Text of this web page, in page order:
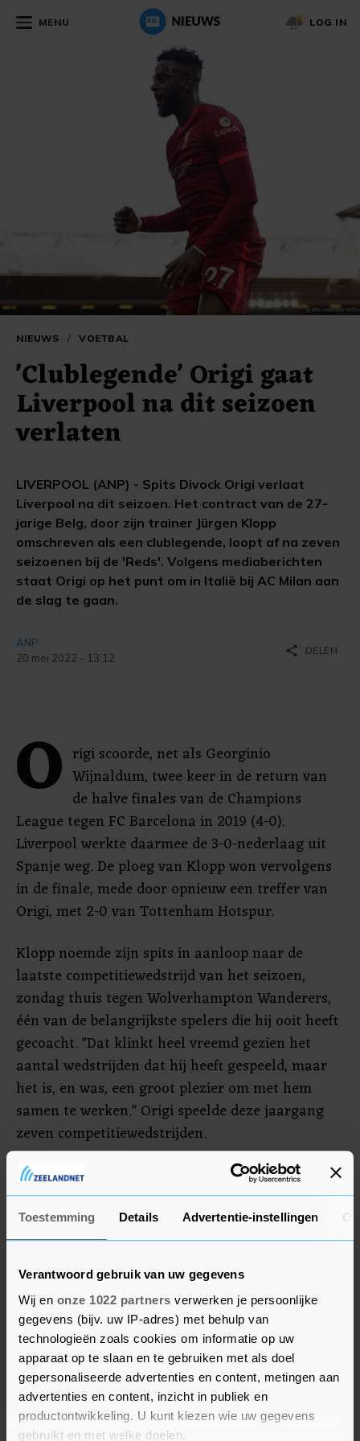
Toestemming Details Advertentie-instellingen
Verantwoord gebruik van uw gegevens
Wij en onze 1022 partners verwerken je persoonlijke
gegevens (bijv. uw IP-adres) met behulp van
technologieën zoals cookies om informatie op uw
apparaat op te slaan en te gebruiken met als doel
gepersonaliseerde advertenties en content, metingen aan
advertenties en content, inzicht in publiek en
productontwikkeling. U kunt kiezen wie uw gegevens
gebruikt en met welke doelen.
MENU LOG IN
NIEUWS / VOETBAL
'Clublegende' Origi gaat
Liverpool na dit seizoen
verlaten
LIVERPOOL (ANP) - Spits Divock Origi verlaat
Liverpool na dit seizoen. Het contract van de 27-
jarige Belg, door zijn trainer Jürgen Klopp
omschreven als een clublegende, loopt af na zeven
seizoenen bij de 'Reds'. Volgens mediaberichten
staat Origi op het punt om in Italië bij AC Milan aan
de slag te gaan.
ANP
20 mei 2022 - 13:12
share DELEN
O rigi scoorde, net als Georginio
Wijnaldum, twee keer in de return van
de halve finales van de Champions
League tegen FC Barcelona in 2019 (4-0).
Liverpool werkte daarmee de 3-0-nederlaag uit
Spanje weg. De ploeg van Klopp won vervolgens
in de finale, mede door opnieuw een treffer van
Origi, met 2-0 van Tottenham Hotspur.
Klopp noemde zijn spits in aanloop naar de
laatste competitiewedstrijd van het seizoen,
zondag thuis tegen Wolverhampton Wanderers,
één van de belangrijkste spelers die hij ooit heeft
gecoacht. "Dat klinkt heel vreemd gezien het
aantal wedstrijden dat hij heeft gespeeld, maar
het is, en was, een groot plezier om met hem
samen te werken." Origi speelde deze jaargang
zeven competitiewedstrijden.
"Ik herinner me zoveel dingen als ik aan ‘Div
denk’, dat is ongelooflijk", ging zijn trainer
verder. "Belangrijke doelpunten, ernstige
blessures en al dat soort dingen. Ups en downs.
Hij is een Liverpool-legende, zonder twijfel."